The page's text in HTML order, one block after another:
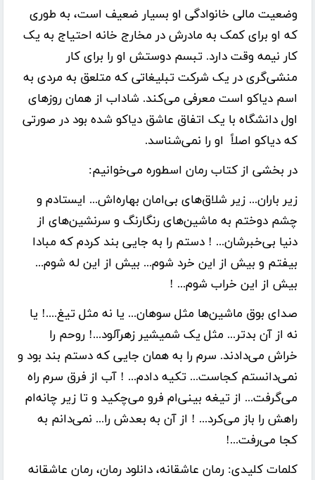
وضعیت مالی خانوادگی او بسیار ضعیف است، به طوری
که او برای کمک به مادرش در مخارج خانه احتیاج به یک
کار نیمه وقت دارد. تبسم دوستش او را برای کار
منشی‌گری در یک شرکت تبلیغاتی که متلعق به مردی به
اسم دیاکو است معرفی می‌کند. شاداب از همان روزهای
اول دانشگاه با یک اتفاق عاشق دیاکو شده بود در صورتی
که دیاکو اصلاً او را نمی‌شناسد.
در بخشی از کتاب رمان اسطوره می‌خوانیم:
زیر باران... زیر شلاق‌های بی‌امان بهاره‌اش... ایستادم و
چشم دوختم به ماشین‌های رنگارنگ و سرنشین‌های از
دنیا بی‌خبرشان... ! دستم را به جایی بند کردم که مبادا
بیفتم و بیش از این خرد شوم... بیش از این له شوم...
بیش از این خراب شوم... !
صدای بوق ماشین‌ها مثل سوهان... یا نه مثل تیغ....! یا
نه از آن بدتر... مثل یک شمیشیر زهرآلود...! روحم را
خراش می‌دادند. سرم را به همان جایی که دستم بند بود و
نمی‌دانستم کجاست... تکیه دادم... ! آب از فرق سرم راه
می‌گرفت... از تیغه بینی‌ام فرو می‌چکید و تا زیر چانه‌ام
راهش را باز می‌کرد... ! از آن به بعدش را... نمی‌دانم به
کجا می‌رفت...!
کلمات کلیدی: رمان عاشقانه، دانلود رمان، رمان عاشقانه